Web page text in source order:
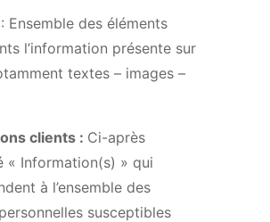
: Ensemble des éléments
l’information présente sur
textes – images –
clients : Ci-après
« Information(s) » qui
à l’ensemble des
susceptibles